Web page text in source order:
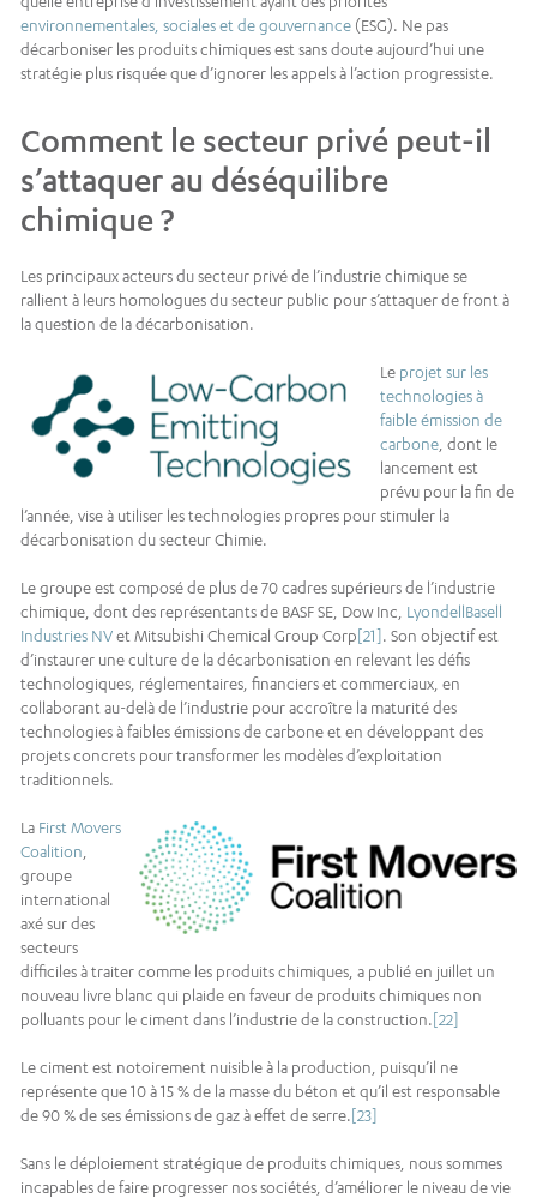
environnementales, sociales et de gouvernance (ESG). Ne pas
décarboniser les produits chimiques est sans doute aujourd’hui une
stratégie plus risquée que d’ignorer les appels à l’action progressiste.
Comment le secteur privé peut-il
s’attaquer au déséquilibre
chimique ?
Les principaux acteurs du secteur privé de l’industrie chimique se
rallient à leurs homologues du secteur public pour s’attaquer de front à
la question de la décarbonisation.
Le projet sur les
technologies à
faible émission de
carbone, dont le
lancement est
prévu pour la fin de
l’année, vise à utiliser les technologies propres pour stimuler la
décarbonisation du secteur Chimie.
Le groupe est composé de plus de 70 cadres supérieurs de l’industrie
chimique, dont des représentants de BASF SE, Dow Inc, LyondellBasell
Industries NVet Mitsubishi Chemical Group Corp[21]. Son objectif est
d’instaurer une culture de la décarbonisation en relevant les défis
technologiques, réglementaires, financiers et commerciaux, en
collaborant au-delà de l’industrie pour accroître la maturité des
technologies à faibles émissions de carbone et en développant des
projets concrets pour transformer les modèles d’exploitation
traditionnels.
La First Movers
Coalition,
groupe
international
axé sur des
secteurs
difficiles à traiter comme les produits chimiques, a publié en juillet un
nouveau livre blanc qui plaide en faveur de produits chimiques non
polluants pour le ciment dans l’industrie de la construction.[22]
Le ciment est notoirement nuisible à la production, puisqu’il ne
représente que 10 à 15 % de la masse du béton et qu’il est responsable
de 90 % de ses émissions de gaz à effet de serre.[23]
Sans le déploiement stratégique de produits chimiques, nous sommes
incapables de faire progresser nos sociétés, d’améliorer le niveau de vie